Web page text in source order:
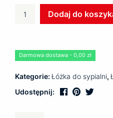
Łóżko
Dodaj do
Darmowa dostawa - 0,00 zł
Kategorie: Łóżka do sypialni,
Udostępnij: